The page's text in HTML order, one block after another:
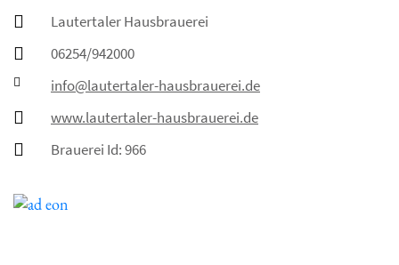
Lautertaler Hausbrauerei
06254/942000
info@lautertaler-hausbrauerei.de
www.lautertaler-hausbrauerei.de
Brauerei Id: 966